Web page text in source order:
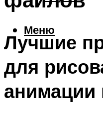
Меню
Лучшие
для
анимации